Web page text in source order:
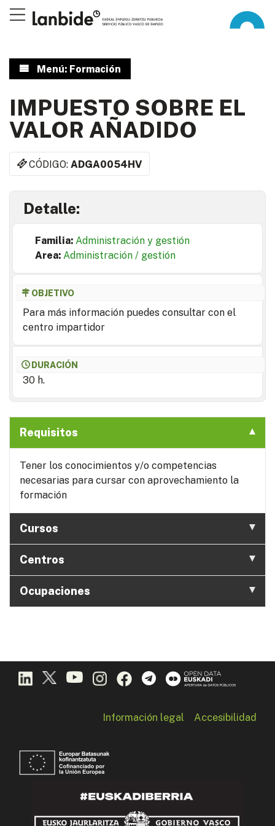
Menú: Formación
IMPUESTO SOBRE EL
VALOR AÑADIDO
CÓDIGO:ADGA0054HV
Detalle:
Familia: Administración y gestión
Area: Administración / gestión
OBJETIVO
Para más información puedes consultar con el
centro impartidor
DURACIÓN
30 h.
Requisitos
Tener los conocimientos y/o competencias
necesarias para cursar con aprovechamiento la
formación
Cursos
Centros
Ocupaciones
Información legal Accesibilidad